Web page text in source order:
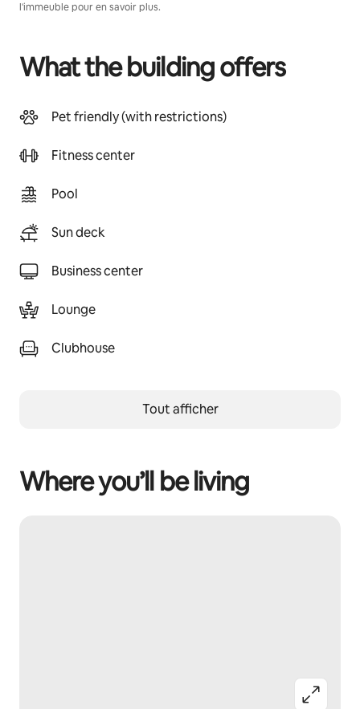
l'immeuble pour en savoir plus.
What the building offers
Pet friendly (with restrictions)
Fitness center
Pool
Sun deck
Business center
Lounge
Clubhouse
Tout afficher
Where you’ll be living